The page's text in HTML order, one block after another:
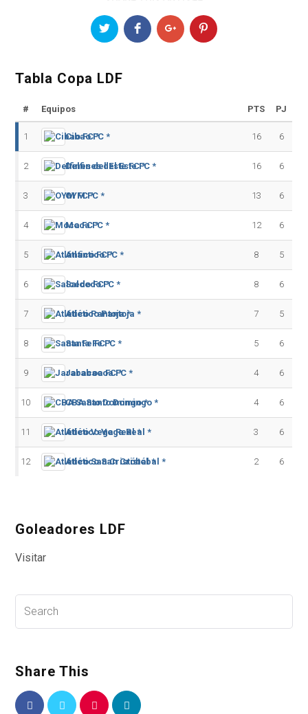
Tabla Copa LDF
# Equipos PTS PJ
1 Cibao FC * 16 6
2 Delfines del Este FC * 16 6
3 OYM FC * 13 6
4 Moca FC * 12 6
5 Atlántico FC * 8 5
6 Salcedo FC * 8 6
7 Atlético Pantoja * 7 5
8 Santa Fe FC * 5 6
9 Jarabacoa FC * 4 6
10 CBA Santo Domingo * 4 6
11 Atlético Vega Real * 3 6
12 Atlético San Cristóbal * 2 6
Goleadores LDF
Visitar
Share This